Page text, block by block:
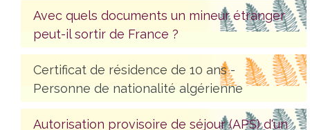
Avec quels documents un mineur étranger
peut-il sortir de France ?
Certificat de résidence de 10 ans -
Personne de nationalité algérienne
Autorisation provisoire de séjour (APS) d'un